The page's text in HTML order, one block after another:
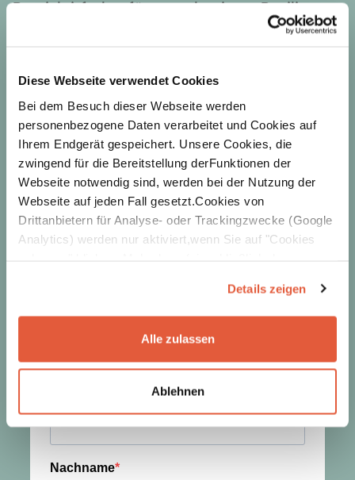
Diese Webseite verwendet Cookies
Bei dem Besuch dieser Webseite werden
personenbezogene Daten verarbeitet und Cookies auf
Ihrem Endgerät gespeichert. Unsere Cookies, die
zwingend für die Bereitstellung derFunktionen der
Webseite notwendig sind, werden bei der Nutzung der
Webseite auf jeden Fall gesetzt.Cookies von
Drittanbietern für Analyse- oder Trackingzwecke (Google
Analytics) werden nur aktiviert,wenn Sie auf "Cookies
Datenschutzerklärung—
Impressum.
Details zeigen
Alle zulassen
Ablehnen
Praxisleitfaden für naturbasierte Resilienz